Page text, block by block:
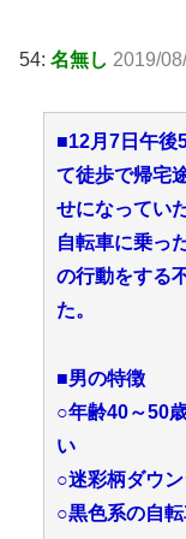
54: 名無し 2019/
■12月7日午後
て徒歩で帰宅
せになってい
自転車に乗っ
の行動をする
た。
■男の特徴
○年齢40～50
い
○迷彩柄ダウ
○黒色系の自